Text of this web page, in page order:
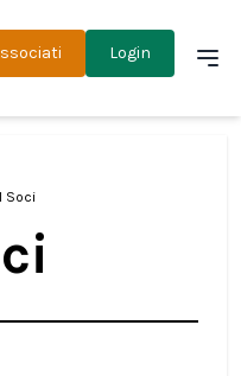
Login
Soci